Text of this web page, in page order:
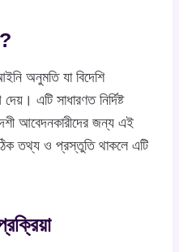
অনুমতি যা বিদেশি
এটি সাধারণত নির্দিষ্ট
আবেদনকারীদের জন্য এই
তথ্য ও প্রস্তুতি থাকলে এটি